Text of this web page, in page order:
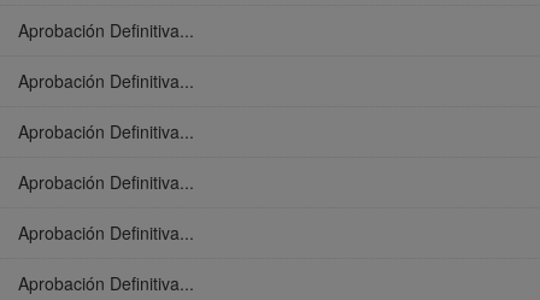
Aprobación Definitiva...
Aprobación Definitiva...
Aprobación Definitiva...
Aprobación Definitiva...
Aprobación Definitiva...
Aprobación Definitiva...